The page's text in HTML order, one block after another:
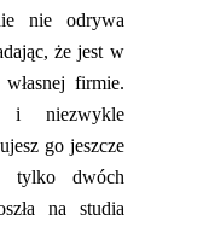
nie odrywa
że jest w
firmie.
i niezwykle
go jeszcze
tylko dwóch
na studia